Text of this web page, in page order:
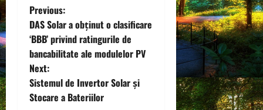
P
o
s
t
Previous:
DAS Solar a obținut o clasificare
‘BBB’ privind ratingurile de
bancabilitate ale modulelor PV
Next:
Sistemul de Invertor Solar și
Stocare a Bateriilor